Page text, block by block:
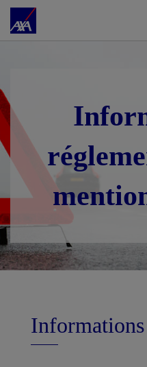
Accéder au Contenu
Informations